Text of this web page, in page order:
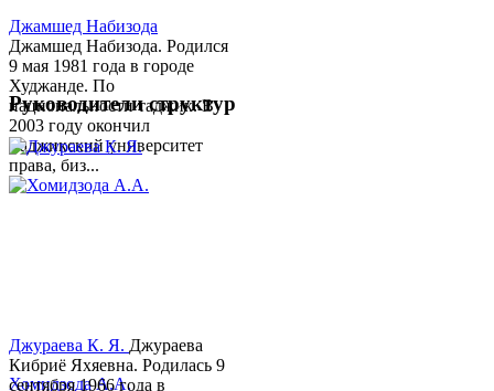
Джамшед Набизода
Джамшед Набизода. Родился
9 мая 1981 года в городе
Худжанде. По
национальности таджик. В
2003 году окончил
Таджикский университет
права, биз...
Хомидзода А.А.
Руководители структур
Джураева К. Я. Джураева
Кибриё Яхяевна. Родилась 9
сентября 1966 года в